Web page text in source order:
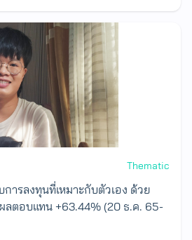
Thematic
ารลงทุนที่เหมาะกับตัวเอง ด้วย